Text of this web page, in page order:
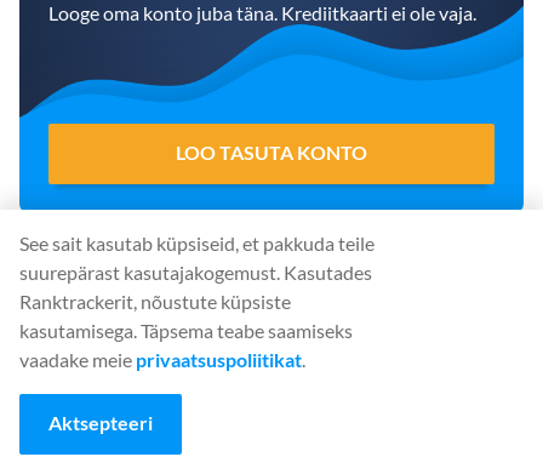
Looge oma konto juba täna. Krediitkaarti ei ole vaja.
LOO TASUTA KONTO
Jaga:
Alusta Ranktracker'i
See sait kasutab küpsiseid, et pakkuda teile
suurepärast kasutajakogemust. Kasutades
Ranktrackerit, nõustute küpsiste
kasutamisega. Täpsema teabe saamiseks
vaadake meie privaatsuspoliitikat.
Aktsepteeri